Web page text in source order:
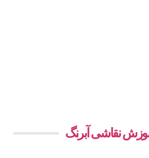
نقاشی آبرنگ